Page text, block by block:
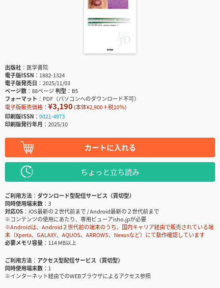
出版社
医学書院
電子版ISSN
1882-1324
電子版発売日
2025/11/03
ページ数
88ページ判型
B5
フォーマット
PDF（パソコンへのダウンロード不可）
電子版販売価格： ¥3,190(本体¥2,900＋税10％)
印刷版ISSN
0021-4973
印刷版発行年月
2025/10
カートに入れる
ちょっと立ち読み
ご利用方法
ダウンロード型配信サービス（買切型）
同時使用端末数
3
対応OS
iOS最新の２世代前まで / Android最新の２世代前まで
※コンテンツの使用にあたり、専用ビューアisho.jpが必要
※Androidは、Android２世代前の端末のうち、国内キャリア経由で販売されている端
末（Xperia、GALAXY、AQUOS、ARROWS、Nexusなど）にて動作確認しています
必要メモリ容量
114 MB以上
ご利用方法
アクセス型配信サービス（買切型）
同時使用端末数
1
※インターネット経由でのWEBブラウザによるアクセス参照